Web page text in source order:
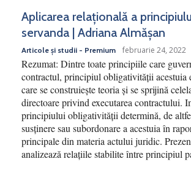
Aplicarea relațională a
servanda | Adriana Almășan
Articole și studii - Premium februarie 24, 2022
Rezumat: Dintre toate principiile care
contractul, principiul obligativității acestuia
care se construiește teoria și se sprijină
directoare privind executarea contractului.
principiului obligativității determină, de
susținere sau subordonare a acestuia în
principale din materia actului juridic.
analizează relațiile stabilite între principiul